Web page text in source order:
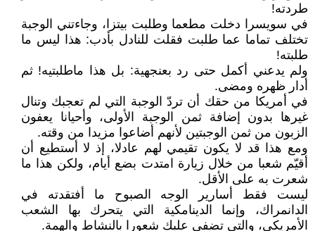
طردته!
في سويسرا دخلت مطعما وطلبت بيتزا، وجاءتني الوجبة
تختلف تماما عما طلبت فقلت للنادل بأدب: هذا ليس ما
طلبته!
ولم يدعني أكمل حتى رد بعنجهية: بل هذا ماطلبتيه! ثم
أدار ظهره ومضى.
في أمريكا من حقك أن تردّ الوجبة التي لم تعجبك وتنال
غيرها بدون إضافة ثمن الوجبة الأولى، وأحيانا يعفون
الزبون من ثمن الوجبتين لأنهم أضاعوا مزيدا من وقته.
ومع هذا قد لا يكون تقيمي لهم عادلا، إذ لا أستطيع أن
أقيّم شعبا من خلال زيارة امتدت بضع أيام، ولكن هذا ما
شعرت به على الأقل.
ليست فقط أسارير الوجه الصبوح ما أفتقدته في
الدانمراك، وإنما الدينامكية التي يتحرك بها الشعب
الأمريكي، والتي تضفي عليك شعورا بالنشاط والهمة.